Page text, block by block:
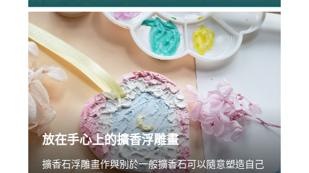
放在手心上的擴香浮雕畫
擴香石浮雕畫作與別於一般擴香石可以隨意塑造自己